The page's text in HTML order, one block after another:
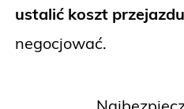
ustalić koszt
negocjować.